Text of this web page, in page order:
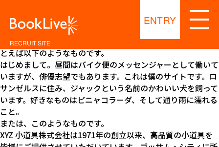
RECRUIT SITE
ENTRY
ーマでは) サイトナビゲーションメニューに含まれる点がブロ
グ投稿とは異なります。まずは、サイト訪問者に対して自分の
ことを説明する自己紹介ページを作成するのが一般的です。た
とえば以下のようなものです。
はじめまして。昼間はバイク便のメッセンジャーとして働いて
いますが、俳優志望でもあります。これは僕のサイトです。ロ
サンゼルスに住み、ジャックという名前のかわいい犬を飼って
います。好きなものはピニャコラーダ、そして通り雨に濡れる
こと。
または、このようなものです。
XYZ 小道具株式会社は1971年の創立以来、高品質の小道具を